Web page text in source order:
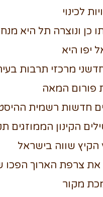
לכינוי
כן ונוצרה תל היא
יפו היא
חדשני מרכזי תרבות
פורום המאה
חדשות רשמית
הקינון הממוזגים
הקיץ שווה בישראל
את צרפת הארוך הפכו
מקור